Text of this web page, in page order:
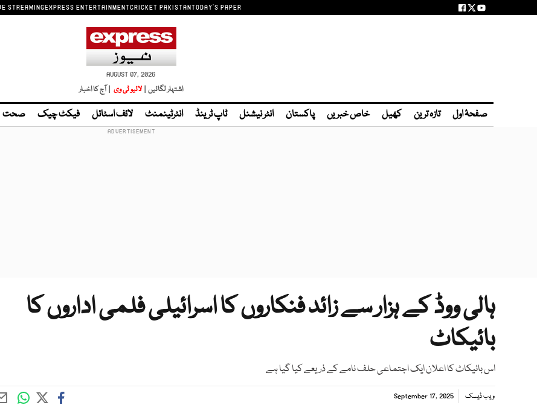
STREAMINGEXPRESS ENTERTAINMENTCRICKET PAKISTANTODAY'S PAPER
AUGUST 07, 2026
اشتہار لگائیں | لائیو ٹی وی | آج کا اخبار
صفحۂ اول تازہ ترین کھیل خاص خبریں پاکستان انٹر نیشنل ٹاپ ٹرینڈ انٹرٹینمنٹ لائف اسٹائل فیکٹ چیک صحت
ہالی ووڈ کے ہزار سے زائد فنکاروں کا اسرائیلی فلمی اداروں کا
بائیکاٹ
اس بائیکاٹ کا اعلان ایک اجتماعی حلف نامے کے ذریعے کیا گیا ہے
ویب ڈیسک September 17, 2025